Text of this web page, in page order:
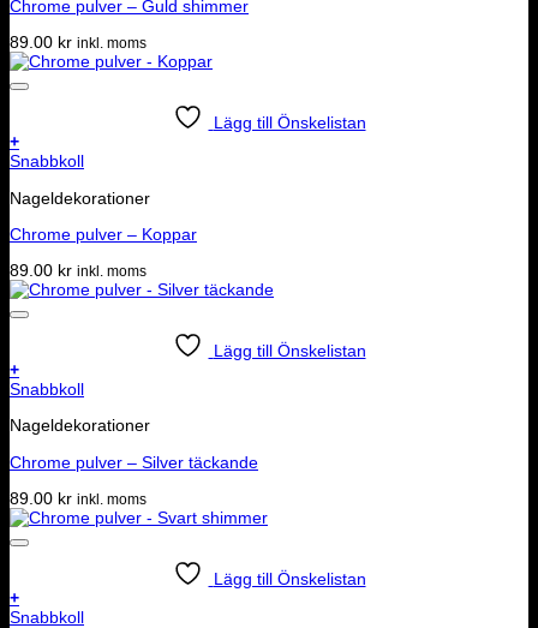
Chrome pulver – Guld shimmer
89.00 kr inkl. moms
Lägg till Önskelistan
+
Snabbkoll
Nageldekorationer
Chrome pulver – Koppar
89.00 kr inkl. moms
Lägg till Önskelistan
+
Snabbkoll
Nageldekorationer
Chrome pulver – Silver täckande
89.00 kr inkl. moms
Lägg till Önskelistan
+
Snabbkoll